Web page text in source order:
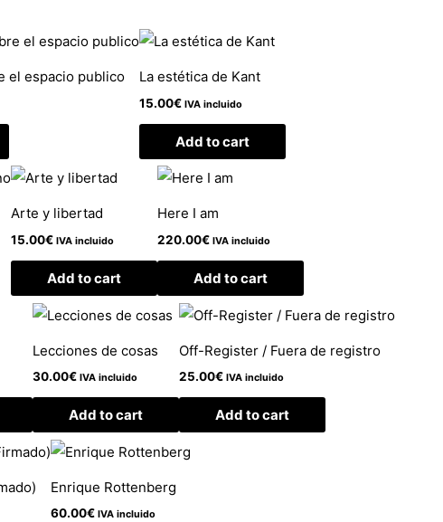
el espacio publico La estética de Kant
15.00€ IVA incluido
Add to cart
Arte y libertad
15.00€ IVA incluido
Add to cart
Here I am
220.00€ IVA incluido
Add to cart
Lecciones de cosas
30.00€ IVA incluido
Add to cart
Off-Register / Fuera de registro
25.00€ IVA incluido
Add to cart
Enrique Rottenberg
60.00€ IVA incluido